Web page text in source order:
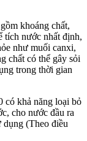
khoáng chất,
tích nước nhất định,
như muối canxi,
chất có thể gây sỏi
trong thời gian
có khả năng loại bỏ
cho nước đầu ra
(Theo điều